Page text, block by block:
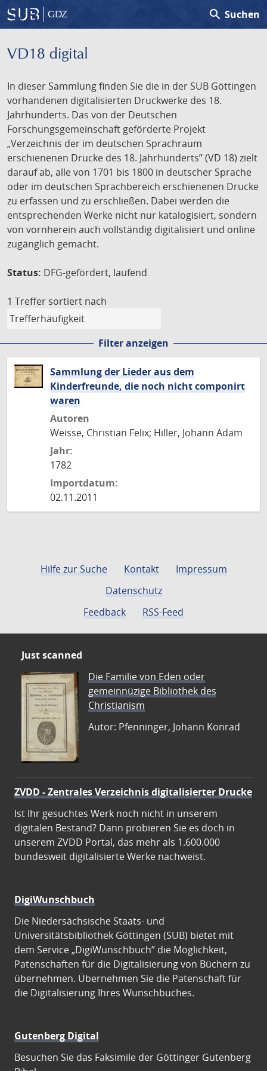
GDZ search Suchen
VD18 digital
In dieser Sammlung finden Sie die in der SUB Göttingen
vorhandenen digitalisierten Druckwerke des 18.
Jahrhunderts. Das von der Deutschen
Forschungsgemeinschaft geförderte Projekt
„Verzeichnis der im deutschen Sprachraum
erschienenen Drucke des 18. Jahrhunderts” (VD 18) zielt
darauf ab, alle von 1701 bis 1800 in deutscher Sprache
oder im deutschen Sprachbereich erschienenen Drucke
zu erfassen und zu erschließen. Dabei werden die
entsprechenden Werke nicht nur katalogisiert, sondern
von vornherein auch vollständig digitalisiert und online
zugänglich gemacht.
Status: DFG-gefördert, laufend
1 Treffer sortiert nach
Filter anzeigen
Sammlung der Lieder aus dem
Kinderfreunde, die noch nicht componirt
waren
Autoren
Weisse, Christian Felix; Hiller, Johann Adam
Jahr:
1782
Importdatum:
02.11.2011
Hilfe zur Suche Kontakt
Impressum
Datenschutz
Feedback
RSS-Feed
Just scanned
Die Familie von Eden oder
gemeinnüzige Bibliothek des
Christianism
Autor: Pfenninger, Johann Konrad
ZVDD - Zentrales Verzeichnis digitalisierter Drucke
Ist Ihr gesuchtes Werk noch nicht in unserem
digitalen Bestand? Dann probieren Sie es doch in
unserem ZVDD Portal, das mehr als 1.600.000
bundesweit digitalisierte Werke nachweist.
DigiWunschbuch
Die Niedersächsische Staats- und
Universitätsbibliothek Göttingen (SUB) bietet mit
dem Service „DigiWunschbuch” die Möglichkeit,
Patenschaften für die Digitalisierung von Büchern zu
übernehmen. Übernehmen Sie die Patenschaft für
die Digitalisierung Ihres Wunschbuches.
Gutenberg Digital
Besuchen Sie das Faksimile der Göttinger Gutenberg